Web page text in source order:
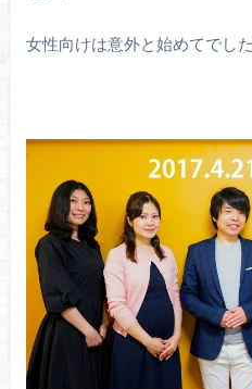
女性向けは意外と始めてでした